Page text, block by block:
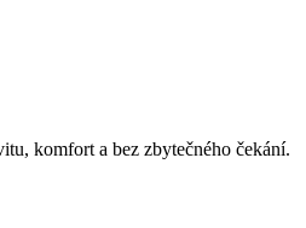
komfort a bez zbytečného čekání.